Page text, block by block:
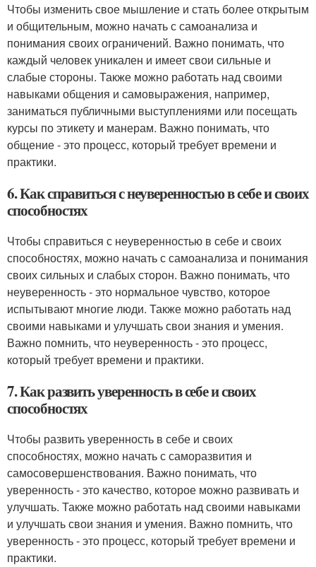
Чтобы изменить свое мышление и стать более открытым
и общительным, можно начать с самоанализа и
понимания своих ограничений. Важно понимать, что
каждый человек уникален и имеет свои сильные и
слабые стороны. Также можно работать над своими
навыками общения и самовыражения, например,
заниматься публичными выступлениями или посещать
курсы по этикету и манерам. Важно понимать, что
общение - это процесс, который требует времени и
практики.
6. Как справиться с неуверенностью в себе и своих
способностях
Чтобы справиться с неуверенностью в себе и своих
способностях, можно начать с самоанализа и понимания
своих сильных и слабых сторон. Важно понимать, что
неуверенность - это нормальное чувство, которое
испытывают многие люди. Также можно работать над
своими навыками и улучшать свои знания и умения.
Важно помнить, что неуверенность - это процесс,
который требует времени и практики.
7. Как развить уверенность в себе и своих
способностях
Чтобы развить уверенность в себе и своих
способностях, можно начать с саморазвития и
самосовершенствования. Важно понимать, что
уверенность - это качество, которое можно развивать и
улучшать. Также можно работать над своими навыками
и улучшать свои знания и умения. Важно помнить, что
уверенность - это процесс, который требует времени и
практики.